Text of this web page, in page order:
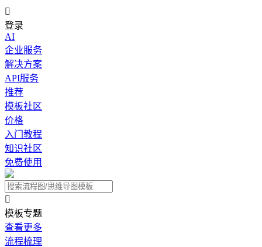

登录
AI
企业服务
解决方案
API服务
推荐
模板社区
价格
入门教程
知识社区
免费使用

模板专题
查看更多
流程梳理